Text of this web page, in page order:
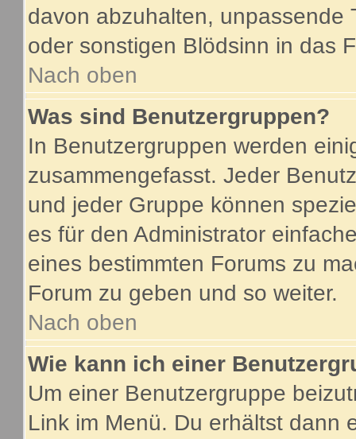
davon abzuhalten, unpassende
oder sonstigen Blödsinn in das
Nach oben
Was sind Benutzergruppen?
In Benutzergruppen werden
zusammengefasst. Jeder
und jeder Gruppe können
es für den Administrator
eines bestimmten Forums zu
Forum zu geben und so weiter.
Nach oben
Wie kann ich einer
Um einer Benutzergruppe
Link im Menü. Du erhältst dann